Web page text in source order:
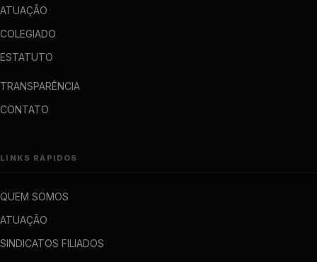
ATUAÇÃO
COLEGIADO
ESTATUTO
TRANSPARÊNCIA
CONTATO
LINKS RÁPIDOS
QUEM SOMOS
ATUAÇÃO
SINDICATOS FILIADOS